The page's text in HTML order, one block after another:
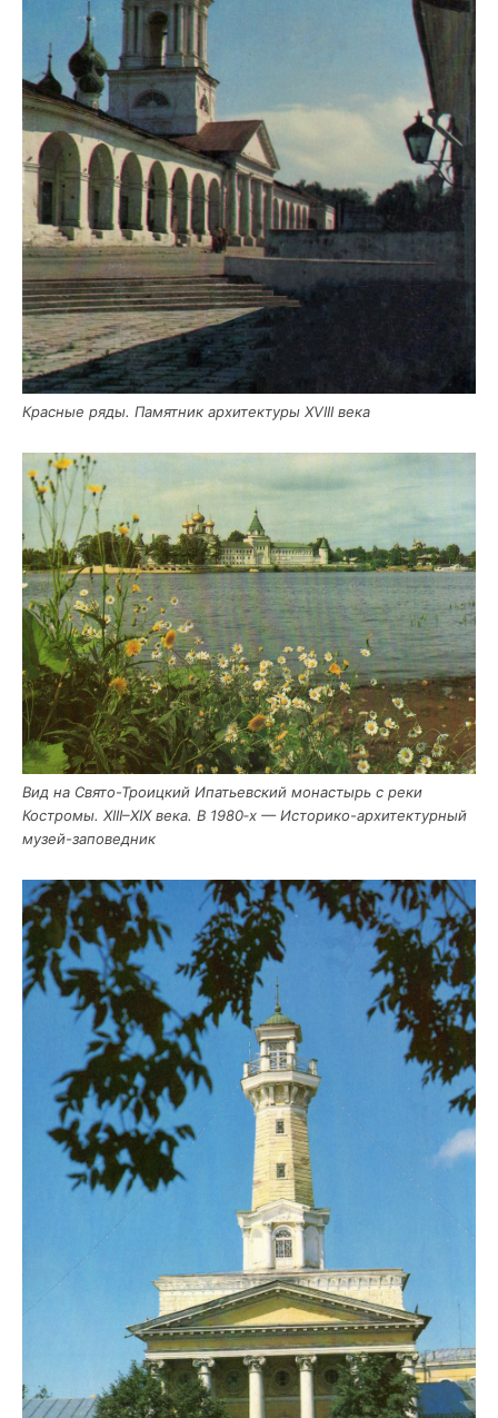
Крас­ные ряды. Памят­ник архи­тек­ту­ры XVIII века
Вид на Свя­то-Тро­иц­кий Ипа­тьев­ский мона­стырь с реки
Костро­мы. XIII–XIX века. В 1980‑х — Исто­ри­ко-архи­тек­тур­ный
музей-заповедник